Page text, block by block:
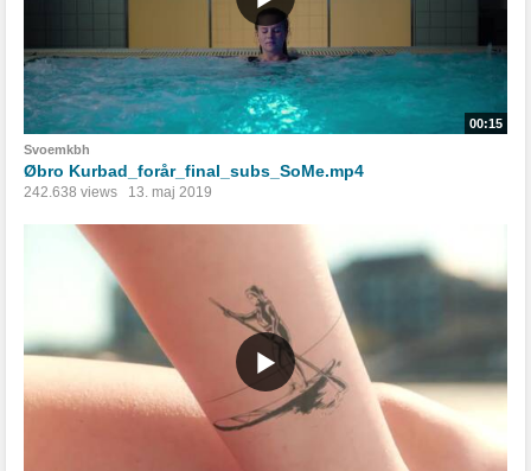
00:15
Svoemkbh
Øbro Kurbad_forår_final_subs_SoMe.mp4
242.638 views 13. maj 2019